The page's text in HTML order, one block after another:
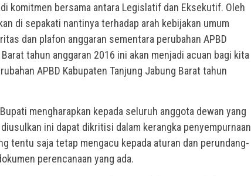
komitmen bersama antara Legislatif dan Eksekutif. Oleh
di sepakati nantinya terhadap arah kebijakan umum
dan plafon anggaran sementara perubahan APBD
tahun anggaran 2016 ini akan menjadi acuan bagi kita
APBD Kabupaten Tanjung Jabung Barat tahun
mengharapkan kepada seluruh anggota dewan yang
ini dapat dikritisi dalam kerangka penyempurnaan
tentu saja tetap mengacu kepada aturan dan perundang-
perencanaan yang ada.